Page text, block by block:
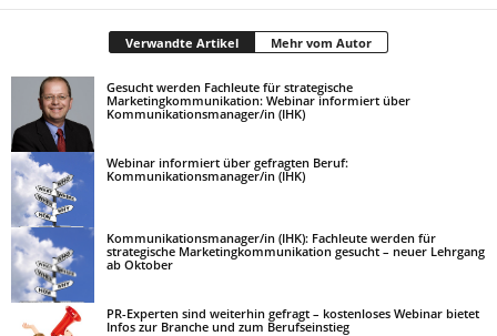
Verwandte Artikel Mehr vom Autor
Gesucht werden Fachleute für strategische
Marketingkommunikation: Webinar informiert über
Kommunikationsmanager/in (IHK)
Webinar informiert über gefragten Beruf:
Kommunikationsmanager/in (IHK)
Kommunikationsmanager/in (IHK): Fachleute werden für
strategische Marketingkommunikation gesucht – neuer Lehrgang
ab Oktober
PR-Experten sind weiterhin gefragt – kostenloses Webinar bietet
Infos zur Branche und zum Berufseinstieg